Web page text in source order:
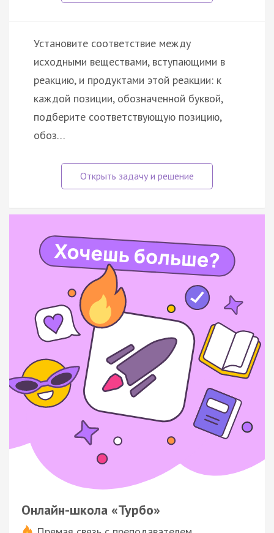
Установите соответствие между
исходными веществами, вступающими в
реакцию, и продуктами этой реакции: к
каждой позиции, обозначенной буквой,
подберите соответствующую позицию,
обоз…
Онлайн-школа «Турбо»